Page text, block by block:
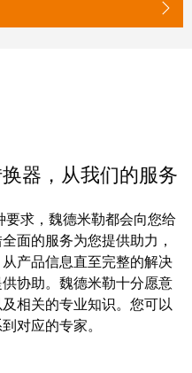
器，从我们的服务
求，魏德米勒都会向您给
面的服务为您提供助力，
产品信息直至完整的解决
协助。魏德米勒十分愿意
相关的专业知识。您可以
对应的专家。